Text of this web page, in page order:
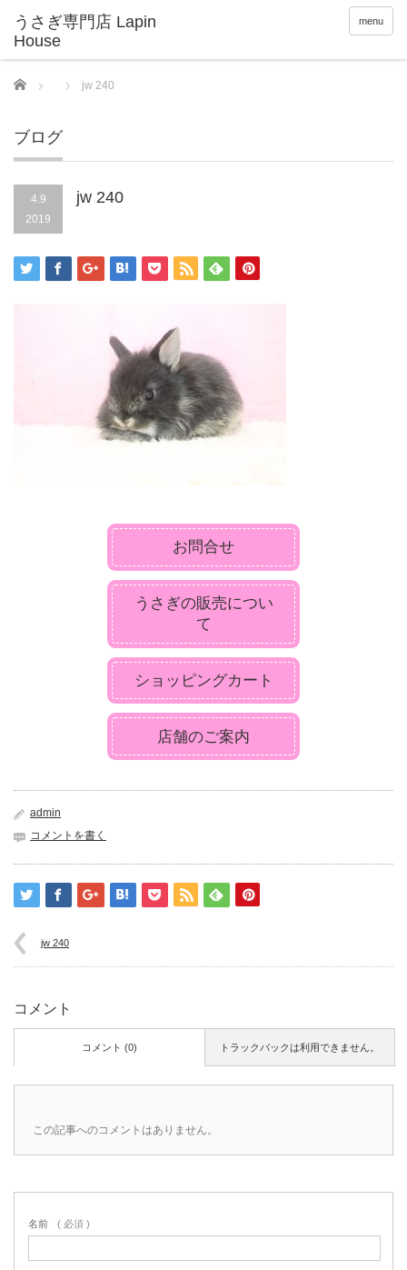
menu
Home jw 240
ブログ
4.9
2019
jw 240
お問合せ
うさぎの販売につい
て
ショッピングカート
店舗のご案内
admin
コメントを書く
jw 240
コメント
トラックバックは利用できません。
コメント (0)
この記事へのコメントはありません。
名前 ( 必須 )